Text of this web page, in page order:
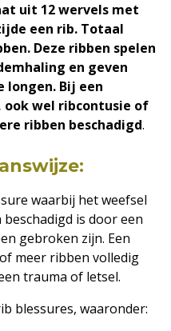
uit 12 wervels met
een rib. Totaal
Deze ribben spelen
en geven
longen. Bij een
ook wel ribcontusie of
ribben beschadigd.
waarbij het weefsel
is door een
gebroken zijn. Een
meer ribben volledig
trauma of letsel.
blessures, waaronder: